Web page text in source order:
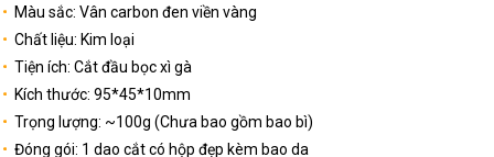
Màu sắc: Vân carbon đen viền vàng
Chất liệu: Kim loại
Tiện ích: Cắt đầu bọc xì gà
Kích thước: 95*45*10mm
Trọng lượng: ~100g (Chưa bao gồm bao bì)
Đóng gói: 1 dao cắt có hộp đẹp kèm bao da